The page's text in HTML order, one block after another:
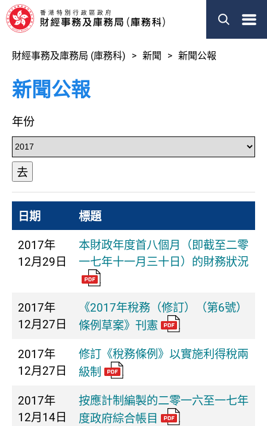
菜
財經事務及庫務局 (庫務科) 新聞 新聞公報
新聞公報
年份
去
日期 標題
2017年
12月29日
本財政年度首八個月（即截至二零
一七年十一月三十日）的財務狀況
2017年
12月27日
《2017年稅務（修訂）（第6號）
條例草案》刊憲
2017年
12月27日
修訂《稅務條例》以實施利得稅兩
級制
2017年
12月14日
按應計制編製的二零一六至一七年
度政府綜合帳目